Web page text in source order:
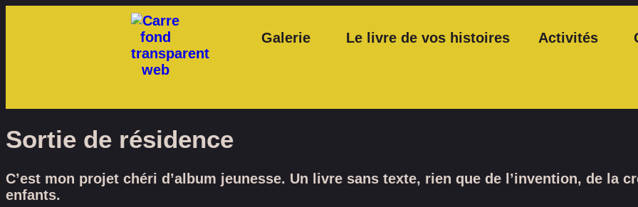
Galerie Le livre de vos histoires Activités
Sortie de résidence
C’est mon projet chéri d’album jeunesse. Un livre sans texte, rien que de l’invention, de la
enfants.